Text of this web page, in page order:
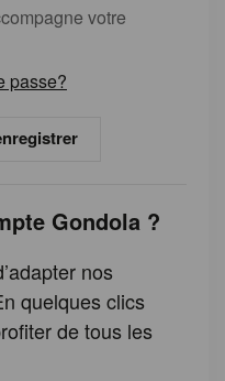
votre
passe?
Gondola ?
nos
quelques clics
de tous les